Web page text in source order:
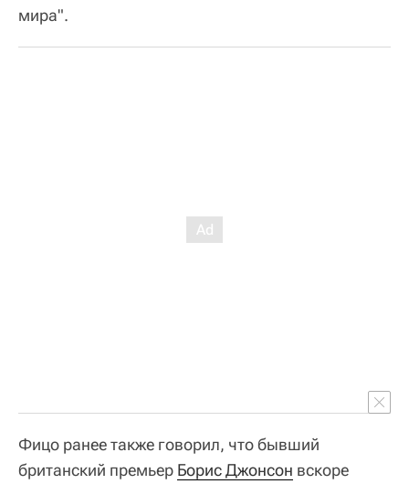
мира".
Фицо ранее также говорил, что бывший
британский премьер Борис Джонсон вскоре